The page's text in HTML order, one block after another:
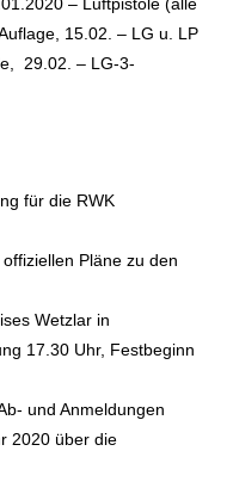
15.02. – LG u. LP
29.02. – LG-3-
für die RWK
Pläne zu den
Wetzlar in
17.30 Uhr, Festbeginn
und Anmeldungen
2020 über die